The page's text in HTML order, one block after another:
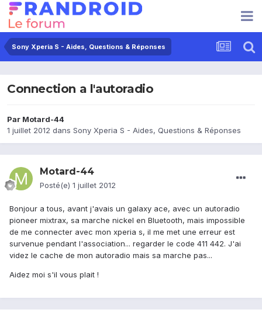
Sony Xperia S - Aides, Questions & Réponses
Connection a l'autoradio
Par Motard-44
1 juillet 2012 dans Sony Xperia S - Aides, Questions & Réponses
Motard-44
Posté(e) 1 juillet 2012
Bonjour a tous, avant j'avais un galaxy ace, avec un autoradio
pioneer mixtrax, sa marche nickel en Bluetooth, mais impossible
de me connecter avec mon xperia s, il me met une erreur est
survenue pendant l'association... regarder le code 411 442. J'ai
videz le cache de mon autoradio mais sa marche pas...
Aidez moi s'il vous plait !